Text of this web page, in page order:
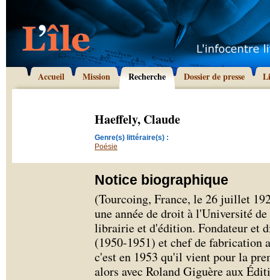
Accueil Mission Recherche Dossier de presse
Haeffely, Claude
Genre(s) littéraire(s) :
Poésie
Notice biographique
(Tourcoing, France, le 26 juillet
une année de droit à l'Université
librairie et d'édition. Fondateur et
(1950-1951) et chef de fabrication
c'est en 1953 qu'il vient pour la
alors avec Roland Giguère aux